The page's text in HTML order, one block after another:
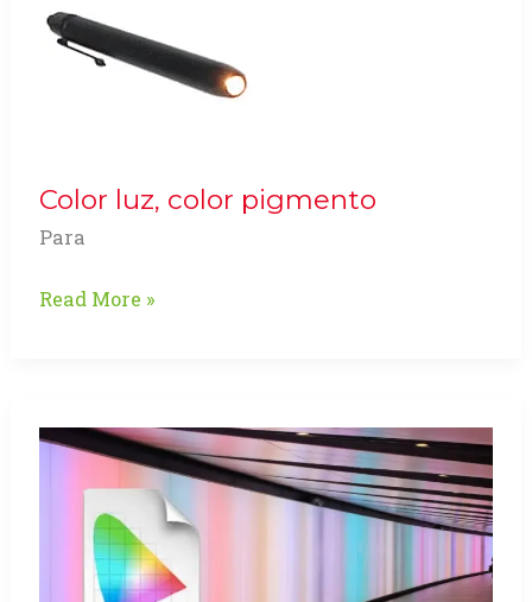
Color luz, color pigmento
Para
Color
Read More »